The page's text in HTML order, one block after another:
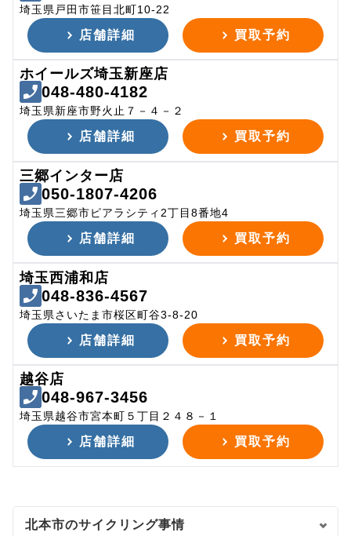
埼玉県戸田市笹目北町10-22
店舗詳細 買取予約
ホイールズ埼玉新座店
048-480-4182
埼玉県新座市野火止７－４－２
店舗詳細 買取予約
三郷インター店
050-1807-4206
埼玉県三郷市ピアラシティ2丁目8番地4
店舗詳細 買取予約
埼玉西浦和店
048-836-4567
埼玉県さいたま市桜区町谷3-8-20
店舗詳細 買取予約
越谷店
048-967-3456
埼玉県越谷市宮本町５丁目２４８－１
店舗詳細 買取予約
北本市のサイクリング事情